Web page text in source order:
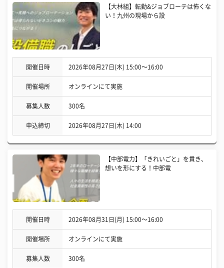
【大林組】転勤&ジョブローテは怖くな
い！九州の現場から設
開催日時 2026年08月27日(木) 15:00〜16:00
開催場所 オンラインにて実施
募集人数 300名
申込締切 2026年08月27日(木) 14:00
【中部電力】「きれいごと」を貫き、
想いを形にする！中部電
開催日時 2026年08月31日(月) 15:00〜16:00
開催場所 オンラインにて実施
募集人数 300名